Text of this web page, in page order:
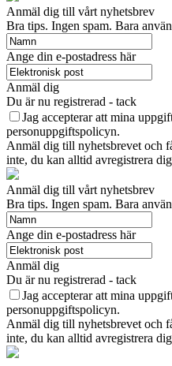
Anmäl dig till vårt nyhetsbrev
Bra tips. Ingen spam. Bara
Ange din e-postadress här
Anmäl dig
Du är nu registrerad - tack
Jag accepterar att mina
personuppgiftspolicyn.
Anmäl dig till nyhetsbrevet och
inte, du kan alltid avregistrera
Anmäl dig till vårt nyhetsbrev
Bra tips. Ingen spam. Bara
Ange din e-postadress här
Anmäl dig
Du är nu registrerad - tack
Jag accepterar att mina
personuppgiftspolicyn.
Anmäl dig till nyhetsbrevet och
inte, du kan alltid avregistrera